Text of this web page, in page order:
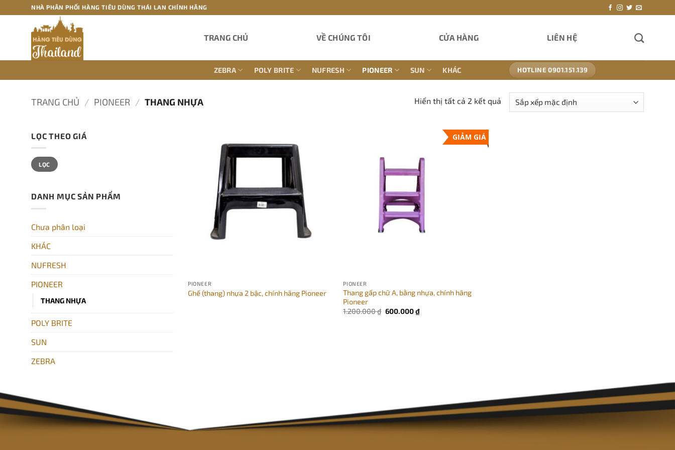
qua
NHÀ PHÂN PHỐI HÀNG TIÊU DÙNG THÁI LAN CHÍNH HÃNG
TRANG CHỦ VỀ CHÚNG TÔI CỬA HÀNG LIÊN HỆ
ZEBRA POLY BRITE NUFRESH PIONEER SUN KHÁC HOTLINE 0901.151.139
TRANG CHỦ / PIONEER / THANG NHỰA Hiển thị tất cả 2 kết quả
LỌC THEO GIÁ
Giá
tối
thiểu
Giá
tối
đa
LỌC
DANH MỤC SẢN PHẨM
Chưa phân loại
KHÁC
NUFRESH
PIONEER
THANG NHỰA
POLY BRITE
SUN
ZEBRA
PIONEER
Ghế (thang) nhựa 2 bậc, chính hãng Pioneer
GIẢM GIÁ
PIONEER
Thang gấp chữ A, bằng nhựa, chính hãng
Pioneer
1.200.000₫ Giá
600.000₫Giá
hiện